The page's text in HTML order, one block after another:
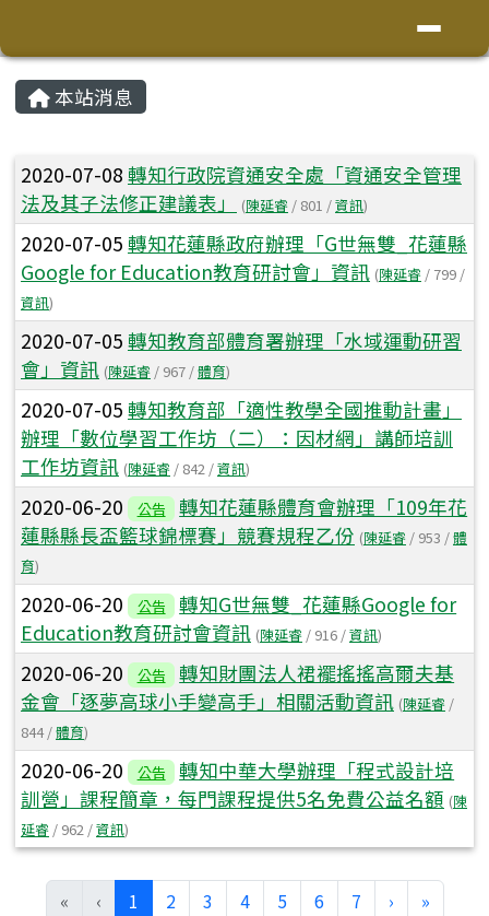
主內容區域
本站消息
文章列表
2020-07-08 轉知行政院資通安全處「資通安全管理
法及其子法修正建議表」
(陳延睿 / 801 /資訊)
2020-07-05 轉知花蓮縣政府辦理「G世無雙_花蓮縣
Google for Education教育研討會」資訊 (陳延睿 / 799 /
資訊)
2020-07-05 轉知教育部體育署辦理「水域運動研習
會」資訊 (陳延睿 / 967 /體育)
2020-07-05 轉知教育部「適性教學全國推動計畫」
辦理「數位學習工作坊（二）：因材網」講師培訓
工作坊資訊 (陳延睿 / 842 /資訊)
2020-06-20 公告
轉知花蓮縣體育會辦理「109年花
蓮縣縣長盃籃球錦標賽」競賽規程乙份 (陳延睿 / 953 /體
育)
2020-06-20 公告
轉知G世無雙_花蓮縣Google for
Education教育研討會資訊 (陳延睿 / 916 /資訊)
2020-06-20 公告
轉知財團法人裙襬搖搖高爾夫基
金會「逐夢高球小手變高手」相關活動資訊 (陳延睿 /
844 /體育)
2020-06-20 公告
轉知中華大學辦理「程式設計培
訓營」課程簡章，每門課程提供5名免費公益名額 (陳
延睿 / 962 /資訊)
« ‹ 1 (目前頁次)
2 3 4 5 6 7 ›下一頁
»最後頁
頁尾區域